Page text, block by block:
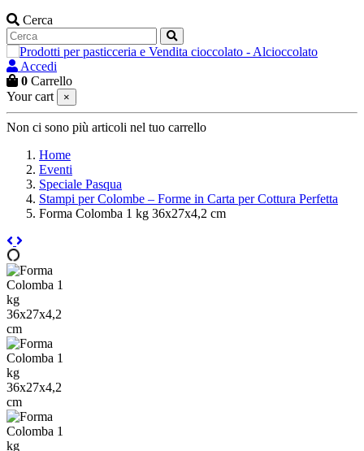
Cerca
Accedi
0 Carrello
Your cart
×
Non ci sono più articoli nel tuo carrello
Home
Eventi
Speciale Pasqua
Stampi per Colombe – Forme in Carta per Cottura Perfetta
Forma Colomba 1 kg 36x27x4,2 cm